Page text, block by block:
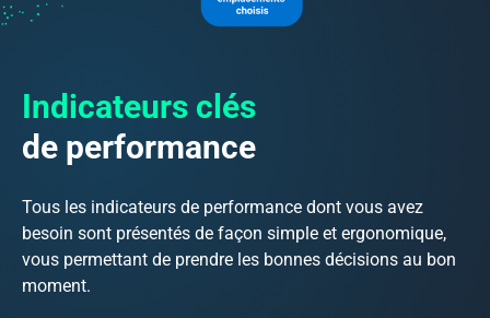
Indicateurs clés
de performance
Tous les indicateurs de performance dont vous avez
besoin sont présentés de façon simple et ergonomique,
vous permettant de prendre les bonnes décisions au bon
moment.